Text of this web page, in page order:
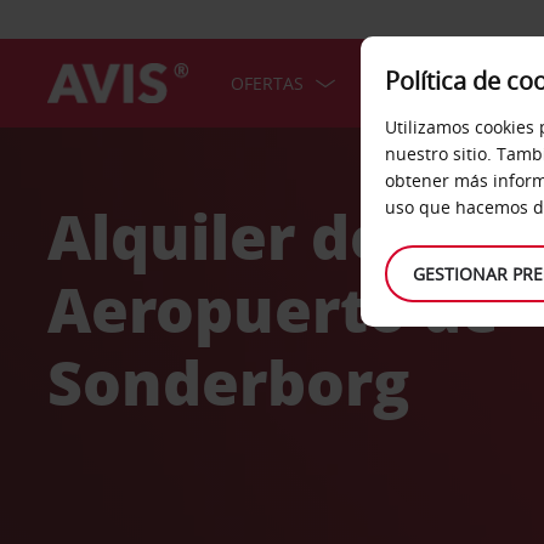
OFERTAS COCHES
Alquiler de
Aeropuerto de
Sonderborg
Política de
Utilizamos
nuestro sitio.
obtener más
uso que hacemos
GESTIONAR